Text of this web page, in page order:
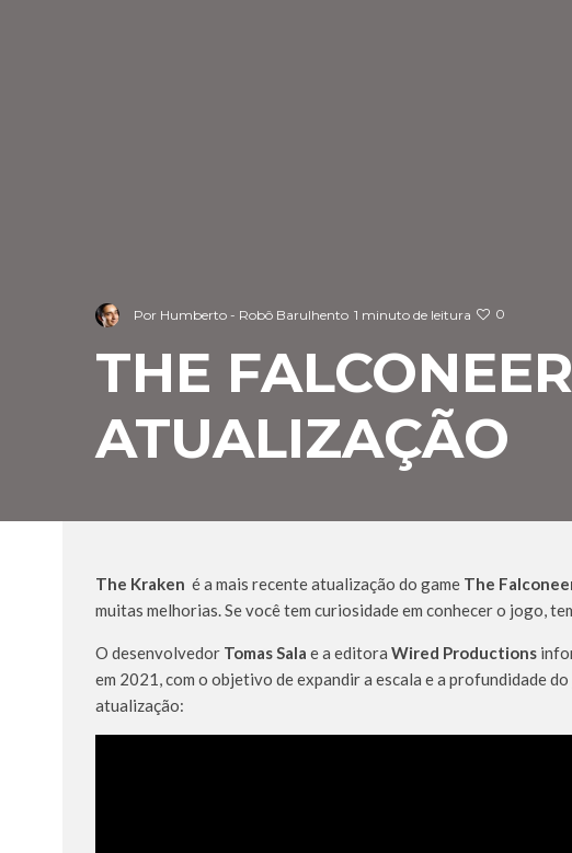
Por Humberto - Robô Barulhento 1 minuto de leitura 0
THE
ATUALIZAÇÃO
The Kraken é a mais recente atualização do game The
muitas melhorias. Se você tem curiosidade em conhecer o jogo,
O desenvolvedor Tomas Sala e a editora Wired Productions
em 2021, com o objetivo de expandir a escala e a profundidade
atualização: